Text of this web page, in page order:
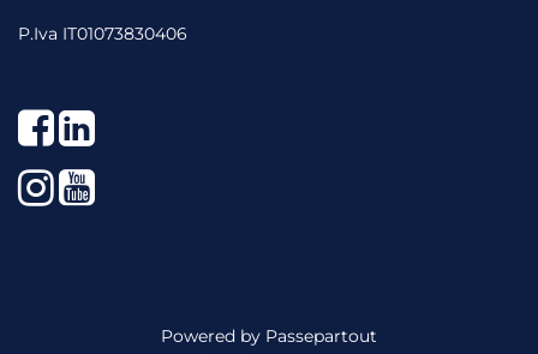
P.Iva IT01073830406
Facebook
LinkedIn
Instagram
YouTube
Powered by Passepartout